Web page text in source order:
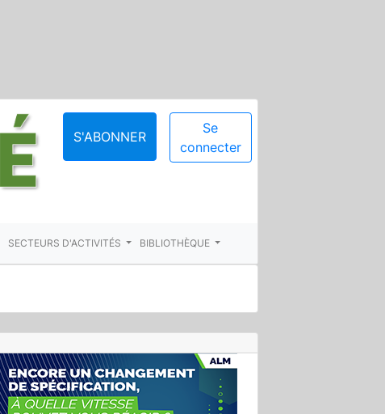
S'ABONNER
Se
connecter
SECTEURS D'ACTIVITÉS BIBLIOTHÈQUE